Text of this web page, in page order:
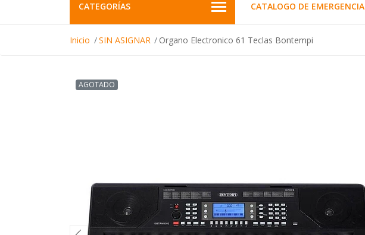
CATEGORÍAS CATALOGO DE EMERGENCIA
Inicio SIN ASIGNAR Organo Electronico 61 Teclas Bontempi
AGOTADO